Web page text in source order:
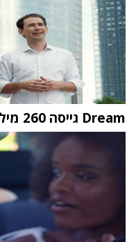
Dream גייסה 260 מיליון דולר ל-AI למדינות